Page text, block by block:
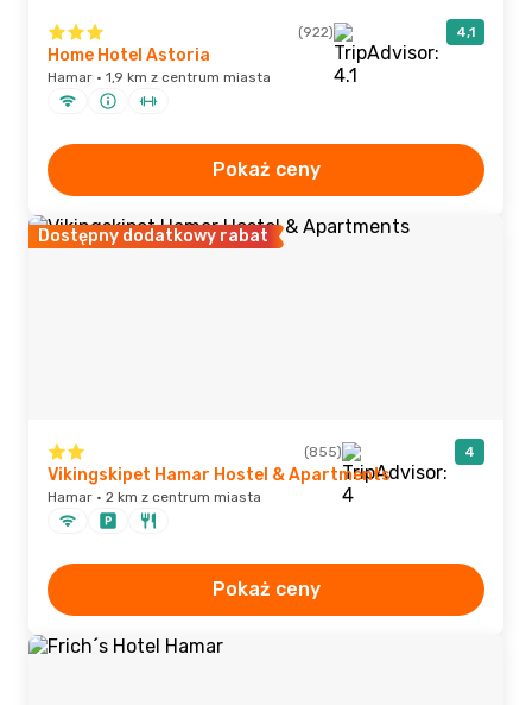
(922) 4,1
Home Hotel Astoria
Hamar · 1,9 km z centrum miasta
Pokaż ceny
Dostępny dodatkowy rabat
(855) 4
Vikingskipet Hamar Hostel & Apartments
Hamar · 2 km z centrum miasta
Pokaż ceny